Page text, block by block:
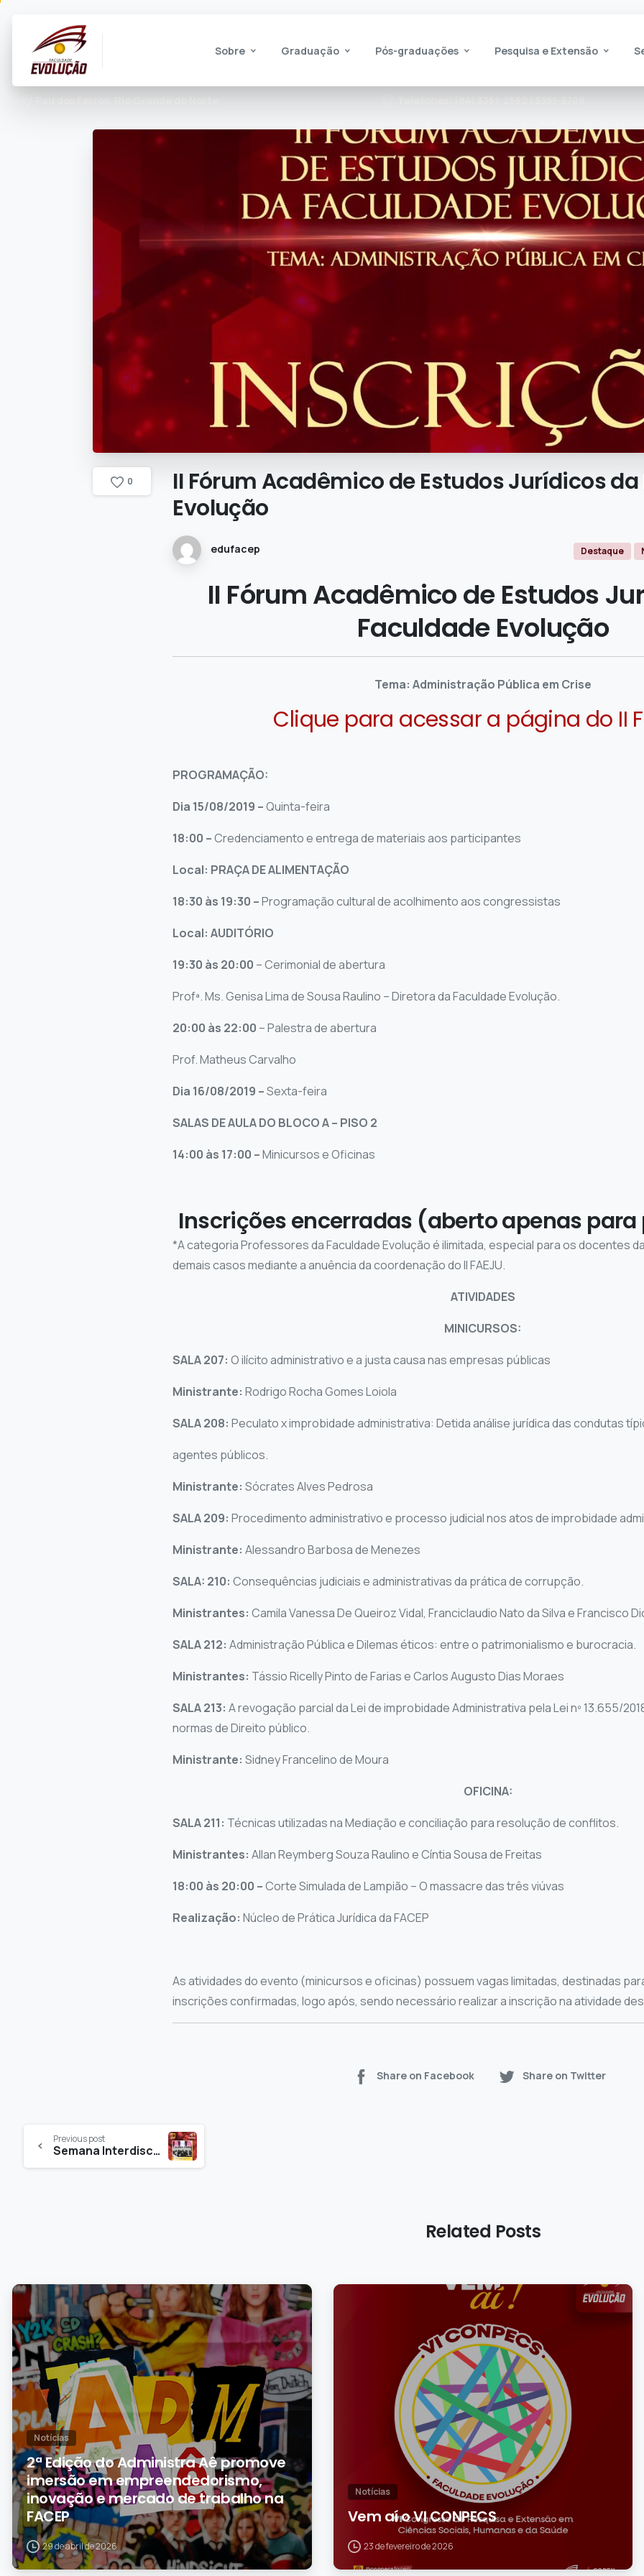
Sobre Graduação Pós-graduações Pesquisa e Extensão
0 II Fórum AcadêmicodeEstudosJurídicosda
Evolução
edufacep Destaque
II Fórum Acadêmico de Estudos
Faculdade Evolução
Tema: Administração Pública em Crise
Clique para acessar a página do II
PROGRAMAÇÃO:
Dia 15/08/2019 –Quinta-feira
18:00 –Credenciamento e entrega de materiais aos participantes
Local: PRAÇA DE ALIMENTAÇÃO
18:30 às 19:30 –Programação cultural de acolhimento aos congressistas
Local: AUDITÓRIO
19:30 às 20:00 – Cerimonial de abertura
Profª. Ms. Genisa Lima de Sousa Raulino – Diretora da Faculdade Evolução.
20:00 às 22:00 – Palestra de abertura
Prof. Matheus Carvalho
Dia 16/08/2019 –Sexta-feira
SALAS DE AULA DO BLOCO A – PISO 2
14:00 às 17:00 –Minicursos e Oficinas
Inscrições encerradas (aberto apenas
*A categoria Professores da Faculdade Evolução é ilimitada, especial para os docentes
demais casos mediante a anuência da coordenação do II FAEJU.
ATIVIDADES
MINICURSOS:
SALA 207: O ilícito administrativo e a justa causa nas empresas públicas
Ministrante: Rodrigo Rocha Gomes Loiola
SALA 208:Peculato x improbidade administrativa: Detida análise jurídica das condutas
agentes públicos.
Ministrante:Sócrates Alves Pedrosa
SALA 209:Procedimento administrativo e processo judicial nos atos de improbidade
Ministrante:Alessandro Barbosa de Menezes
SALA: 210:Consequências judiciais e administrativas da prática de corrupção.
Ministrantes:Camila Vanessa De Queiroz Vidal, Franciclaudio Nato da Silva e Francisco
SALA 212:Administração Pública e Dilemas éticos: entre o patrimonialismo e burocracia.
Ministrantes: Tássio Ricelly Pinto de Farias e Carlos Augusto Dias Moraes
SALA 213:A revogação parcial da Lei de improbidade Administrativa pela Lei nº 13.655/
normas de Direito público.
Ministrante:Sidney Francelino de Moura
OFICINA:
SALA 211: Técnicas utilizadas na Mediação e conciliação para resolução de conflitos.
Ministrantes: Allan Reymberg Souza Raulino e Cíntia Sousa de Freitas
18:00 às 20:00 –Corte Simulada de Lampião – O massacre das três viúvas
Realização:Núcleo de Prática Jurídica da FACEP
As atividades do evento (minicursos e oficinas) possuem vagas limitadas, destinadas
inscrições confirmadas, logo após, sendo necessário realizar a inscrição na atividade
Share on Facebook Share on Twitter
Previous post
Semana Interdisciplinar – FOTOS
Related Posts
0
Notícias
2ª Edição do Administra Aê promove
imersão em empreendedorismo,
inovação e mercado de trabalho na
FACEP
29 de abril de 2026
Notícias
Vem aí o VI CONPECS
23 de fevereiro de 2026